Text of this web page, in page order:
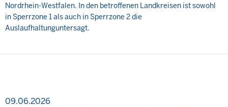
Nordrhein-Westfalen. In den betroffenen Landkreisen ist sowohl
in Sperrzone 1 als auch in Sperrzone 2 die
Auslaufhaltunguntersagt.
09.06.2026